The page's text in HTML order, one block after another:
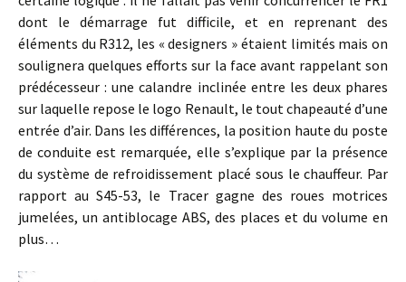
dont le démarrage fut difficile, et en reprenant des
éléments du R312, les « designers » étaient limités mais on
soulignera quelques efforts sur la face avant rappelant son
prédécesseur : une calandre inclinée entre les deux phares
sur laquelle repose le logo Renault, le tout chapeauté d’une
entrée d’air. Dans les différences, la position haute du poste
de conduite est remarquée, elle s’explique par la présence
du système de refroidissement placé sous le chauffeur. Par
rapport au S45-53, le Tracer gagne des roues motrices
jumelées, un antiblocage ABS, des places et du volume en
plus…